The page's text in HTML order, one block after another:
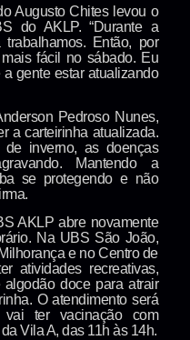
Augusto Chites levou o
do AKLP. “Durante a
Então, por
fácil no sábado. Eu
gente estar atualizando
Pedroso Nunes,
a carteirinha atualizada.
de inverno, as doenças
Mantendo a
se protegendo e não
AKLP abre novamente
Na UBS São João,
e no Centro de
atividades recreativas,
doce para atrair
O atendimento será
ter vacinação com
Vila A, das 11h às 14h.